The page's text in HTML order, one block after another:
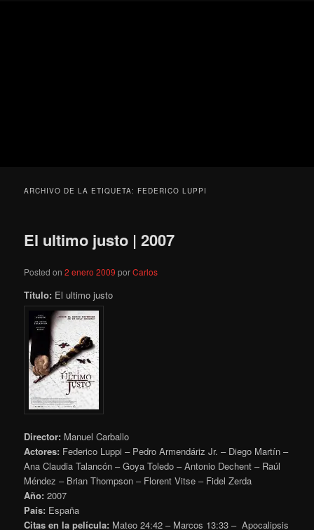
ARCHIVO DE LA ETIQUETA: FEDERICO LUPPI
El ultimo justo | 2007
Posted on2 enero 2009 porCarlos
Título: El ultimo justo
Director: Manuel Carballo
Actores: Federico Luppi – Pedro Armendáriz Jr. – Diego Martín –
Ana Claudia Talancón – Goya Toledo – Antonio Dechent – Raúl
Méndez – Brian Thompson – Florent Vitse – Fidel Zerda
Año: 2007
País: España
Citas en la película: Mateo 24:42 – Marcos 13:33 – Apocalipsis